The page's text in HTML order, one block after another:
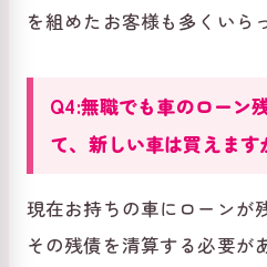
を組めたお客様も多くいら
Q4:無職でも車のローン
て、新しい車は買えます
現在お持ちの車にローンが
その残債を清算する必要が